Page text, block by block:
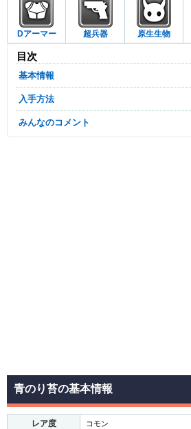
Dアーマー 超兵器 原生生物
目次
基本情報
入手方法
みんなのコメント
青のり苔の基本情報
レア度 コモン